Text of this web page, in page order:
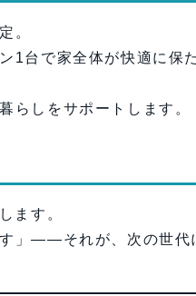
。
1台で家全体が快適に保
らしをサポートします。
ます。
」——それが、次の世代